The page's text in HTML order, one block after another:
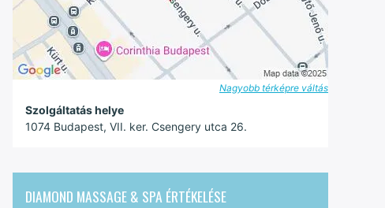
Nagyobb térképre váltás
Szolgáltatás helye
1074 Budapest, VII. ker. Csengery utca 26.
DIAMOND MASSAGE & SPA ÉRTÉKELÉSE